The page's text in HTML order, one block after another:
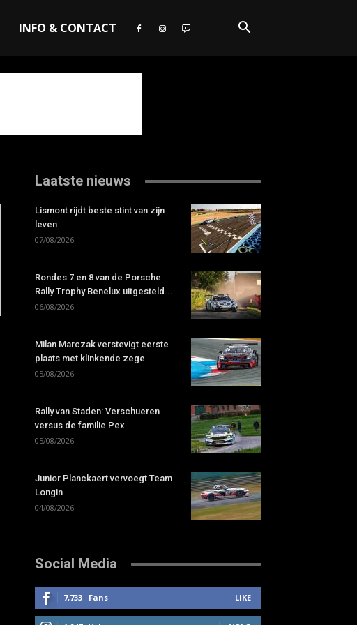
INFO & CONTACT
Laatste nieuws
Lismont rijdt beste stint van zijn
leven
07/08/2026
Rondes 7 en 8 van de Porsche
Rally Trophy Benelux uitgesteld...
06/08/2026
Milan Marczak verstevigt eerste
plaats met klinkende zege
05/08/2026
Rally van Staden: Verschueren
versus de familie Pex
05/08/2026
Junior Planckaert vervoegt Team
Longin
04/08/2026
Social Media
7,733 Fans LIKE